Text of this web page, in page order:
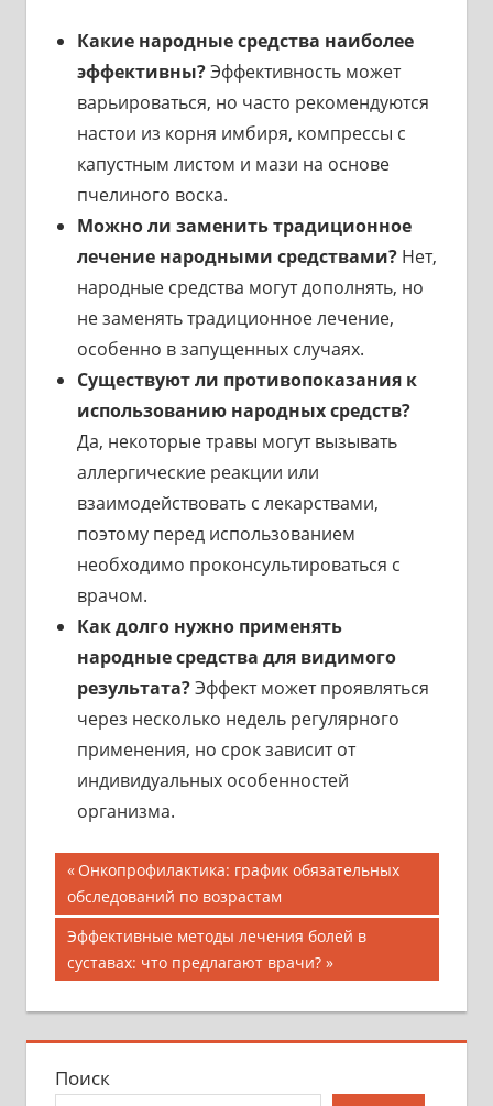
Какие народные средства наиболее
эффективны?Эффективность может
варьироваться, но часто рекомендуются
настои из корня имбиря, компрессы с
капустным листом и мази на основе
пчелиного воска.
Можно ли заменить традиционное
лечение народными средствами?Нет,
народные средства могут дополнять, но
не заменять традиционное лечение,
особенно в запущенных случаях.
Существуют ли противопоказания к
использованию народных средств?
Да, некоторые травы могут вызывать
аллергические реакции или
взаимодействовать с лекарствами,
поэтому перед использованием
необходимо проконсультироваться с
врачом.
Как долго нужно применять
народные средства для видимого
результата?Эффект может проявляться
через несколько недель регулярного
применения, но срок зависит от
индивидуальных особенностей
организма.
Навигация
по
записям
Предыдущая
запись;
Онкопрофилактика: график обязательных
обследований по возрастам
Следующая
запись:
Эффективные методы лечения болей в
суставах: что предлагают врачи?
Поиск